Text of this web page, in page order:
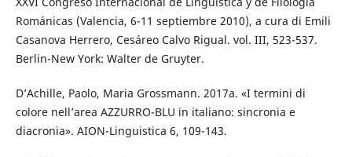
Románicas (Valencia, 6-11 septiembre 2010), a cura di Emili
Casanova Herrero, Cesáreo Calvo Rigual. vol. III, 523-537.
Berlin-New York: Walter de Gruyter.
D’Achille, Paolo, Maria Grossmann. 2017a. «I termini di
colore nell’area AZZURRO-BLU in italiano: sincronia e
diacronia». AION-Linguistica 6, 109-143.